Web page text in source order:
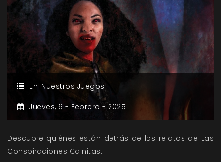
En: Nuestros Juegos
Jueves, 6 - Febrero - 2025
Descubre quiénes están detrás de los relatos de Las
Conspiraciones Cainitas.